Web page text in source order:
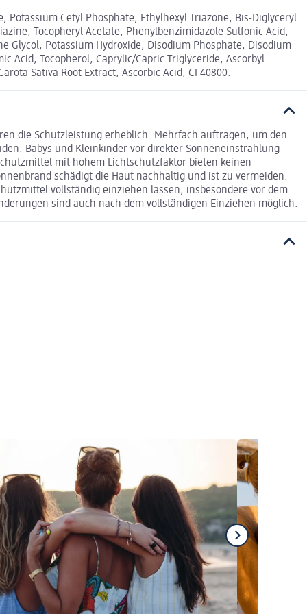
Potassium Cetyl Phosphate, Ethylhexyl Triazone, Bis-Diglyceryl
Tocopheryl Acetate, Phenylbenzimidazole Sulfonic Acid,
Glycol, Potassium Hydroxide, Disodium Phosphate, Disodium
Acid, Tocopherol, Caprylic/Capric Triglyceride, Ascorbyl
Sativa Root Extract, Ascorbic Acid, CI 40800.
die Schutzleistung erheblich. Mehrfach auftragen, um den
Babys und Kleinkinder vor direkter Sonneneinstrahlung
mit hohem Lichtschutzfaktor bieten keinen
schädigt die Haut nachhaltig und ist zu vermeiden.
vollständig einziehen lassen, insbesondere vor dem
sind auch nach dem vollständigen Einziehen möglich.